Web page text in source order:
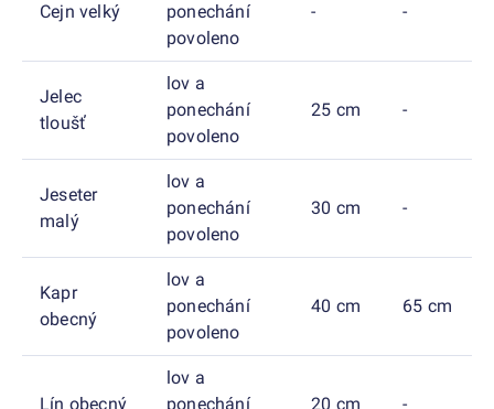
Cejn velký
ponechání
povoleno
- -
Jelec
tloušť
lov a
ponechání
povoleno
25 cm -
Jeseter
malý
lov a
ponechání
povoleno
30 cm -
Kapr
obecný
lov a
ponechání
povoleno
40 cm 65 cm
Lín obecný
lov a
ponechání
20 cm -